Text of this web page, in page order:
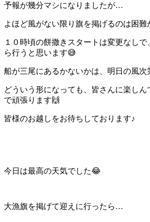
予報が幾分マシになりましたが…
よほど風がない限り旗を掲げるのは困
１０時頃の餅撒きスタートは変更なし
ら行うと思います😅
船が三尾にあるかないかは、明日の風次
どういう形になっても、皆さんに楽しん
で頑張ります🙌
皆様のお越しをお待ちしております♪
今日は最高の天気でした😂
大漁旗を掲げて迎えに行ったら…